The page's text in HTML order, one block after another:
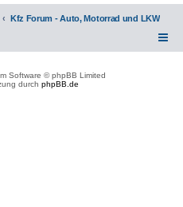
Kfz Forum - Auto, Motorrad und LKW
Software © phpBB Limited
durch phpBB.de